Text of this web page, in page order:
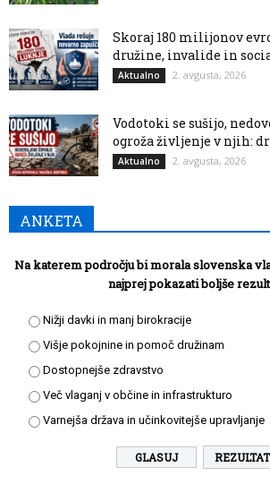
Skoraj 180 milijonov
družine, invalide in
Aktualno 2. avgusta, 2026
Vodotoki se sušijo,
ogroža življenje v njih:
Aktualno 2. avgusta, 2026
ANKETA
Na katerem področju bi morala slovenska
najprej pokazati boljše
Nižji davki in manj birokracije
Višje pokojnine in pomoč družinam
Dostopnejše zdravstvo
Več vlaganj v občine in infrastrukturo
Varnejša država in učinkovitejše upravljanje